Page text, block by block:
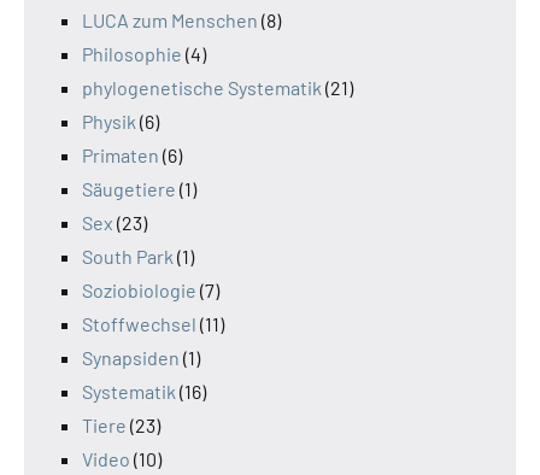
LUCA zum Menschen (8)
Philosophie (4)
phylogenetische Systematik (21)
Physik (6)
Primaten (6)
Säugetiere (1)
Sex (23)
South Park (1)
Soziobiologie (7)
Stoffwechsel (11)
Synapsiden (1)
Systematik (16)
Tiere (23)
Video (10)